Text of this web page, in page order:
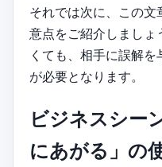
それでは次に、この
意点をご紹介しましょ
くても、相手に誤解
が必要となります。
ビジネスシー
にあがる」の